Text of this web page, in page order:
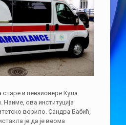
и пензионере Кула
Наиме, ова институција
возило. Сандра Бабић,
је да је веома